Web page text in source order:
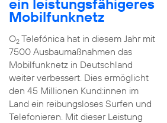
ein leistungsfähigeres
Mobilfunknetz
O2Telefónica hat in diesem Jahr mit
7500 Ausbaumaßnahmen das
Mobilfunknetz in Deutschland
weiter verbessert. Dies ermöglicht
den 45 Millionen Kund:innen im
Land ein reibungsloses Surfen und
Telefonieren. Mit dieser Leistung